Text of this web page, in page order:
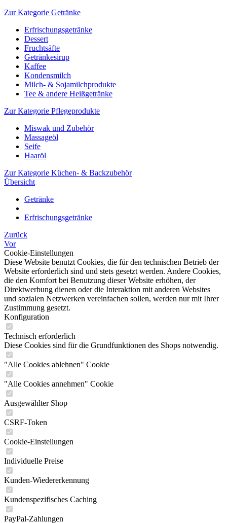
Zur Kategorie Getränke
Erfrischungsgetränke
Dessert
Fruchtsäfte
Getränkesirup
Kaffee
Kondensmilch
Milch- & Sojamilchprodukte
Tee & andere Heißgetränke
Zur Kategorie Pflegeprodukte
Miswak und Zubehör
Massageöl
Seife
Haaröl
Zur Kategorie Küchen- & Backzubehör
Übersicht
Getränke
Erfrischungsgetränke
Zurück
Vor
Cookie-Einstellungen
Diese Website benutzt Cookies, die für den technischen Betrieb der
Website erforderlich sind und stets gesetzt werden. Andere Cookies,
die den Komfort bei Benutzung dieser Website erhöhen, der
Direktwerbung dienen oder die Interaktion mit anderen Websites
und sozialen Netzwerken vereinfachen sollen, werden nur mit Ihrer
Zustimmung gesetzt.
Konfiguration
Technisch erforderlich
Diese Cookies sind für die Grundfunktionen des Shops notwendig.
"Alle Cookies ablehnen" Cookie
"Alle Cookies annehmen" Cookie
Ausgewählter Shop
CSRF-Token
Cookie-Einstellungen
Individuelle Preise
Kunden-Wiedererkennung
Kundenspezifisches Caching
PayPal-Zahlungen